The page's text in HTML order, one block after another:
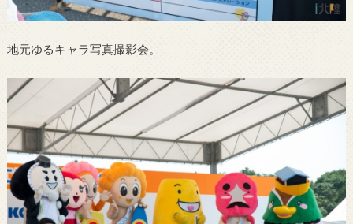
地元ゆるキャラ写真撮影会。